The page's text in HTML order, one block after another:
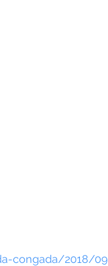
congada/2018/09